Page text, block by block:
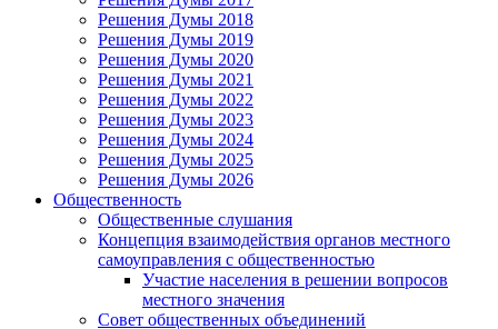
Решения Думы 2018
Решения Думы 2019
Решения Думы 2020
Решения Думы 2021
Решения Думы 2022
Решения Думы 2023
Решения Думы 2024
Решения Думы 2025
Решения Думы 2026
Общественность
Общественные слушания
Концепция взаимодействия органов местного
самоуправления с общественностью
Участие населения в решении вопросов
местного значения
Совет общественных объединений